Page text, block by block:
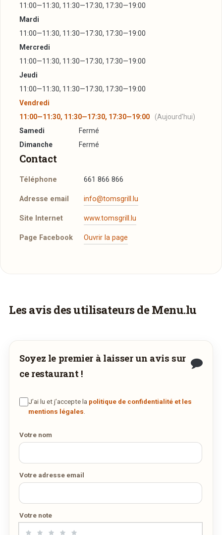
11:00—11:30, 11:30—17:30, 17:30—19:00
Mardi
11:00—11:30, 11:30—17:30, 17:30—19:00
Mercredi
11:00—11:30, 11:30—17:30, 17:30—19:00
Jeudi
11:00—11:30, 11:30—17:30, 17:30—19:00
Vendredi
11:00—11:30, 11:30—17:30, 17:30—19:00
(Aujourd'hui)
Samedi
Fermé
Dimanche
Fermé
Contact
Téléphone 661 866 866
Adresse email info@tomsgrill.lu
Site Internet www.tomsgrill.lu
Page Facebook Ouvrir la page
Vous aimeriez être livré ?
Demandez-lui de rejoindre
commander et être livré chez vous !
DÉCOUVRIR LA LIVRAISON
Les avis des utilisateurs de Menu.lu
Soyez le premier à laisser un avis sur
ce restaurant !
J’ai lu et j’accepte la politique de confidentialité et les
mentions légales
Votre nom
Votre adresse email
Votre note